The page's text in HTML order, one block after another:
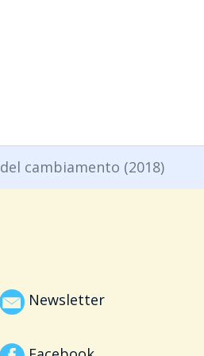
cambiamento (2018)
Newsletter